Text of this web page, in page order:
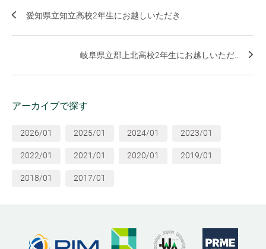
愛知県立知立高校2年生にお越しいただき...
岐阜県立郡上北高校2年生にお越しいただ...
アーカイブで探す
2026/01 2025/01 2024/01 2023/01
2022/01 2021/01 2020/01 2019/01
2018/01 2017/01